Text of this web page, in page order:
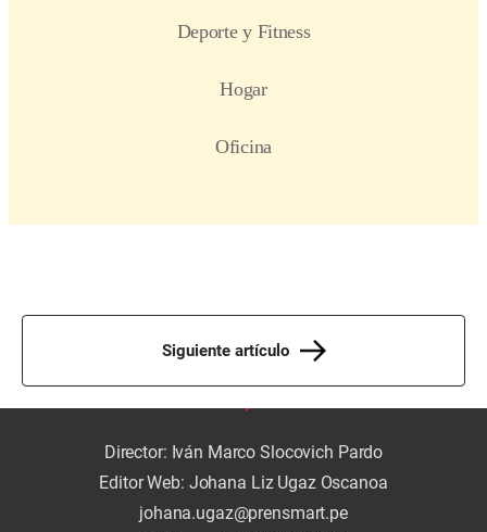
Siguiente artículo
Director: Iván Marco Slocovich Pardo
Editor Web: Johana Liz Ugaz Oscanoa
johana.ugaz@prensmart.pe